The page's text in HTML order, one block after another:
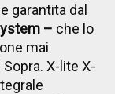
garantita dal
– che lo
mai
X-lite X-